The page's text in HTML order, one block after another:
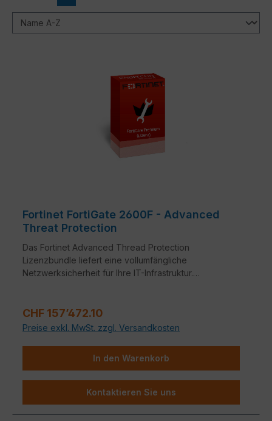
Fortinet FortiGate 2600F - Advanced
Threat Protection
Das Fortinet Advanced Thread Protection
Lizenzbundle liefert eine vollumfängliche
Netzwerksicherheit für Ihre IT-Infrastruktur.
Prevention System (IPS) und Anti-Virus.
Regulärer Preis:
CHF 157’472.10
Preise exkl. MwSt. zzgl. Versandkosten
In den Warenkorb
Kontaktieren Sie uns